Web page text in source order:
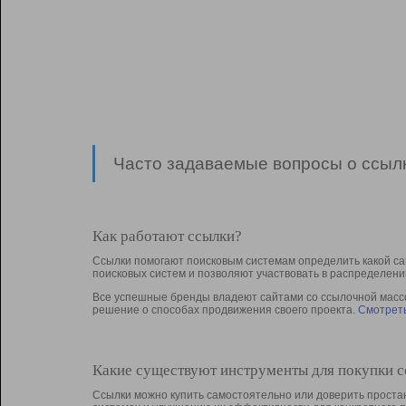
Часто задаваемые вопросы о
Как работают ссылки?
Ссылки помогают поисковым системам определить какой
поисковых систем и позволяют участвовать в
Все успешные бренды владеют сайтами со ссылочной
решение о способах продвижения своего проекта.
Какие существуют инструменты для покупки
Ссылки можно купить самостоятельно или доверить